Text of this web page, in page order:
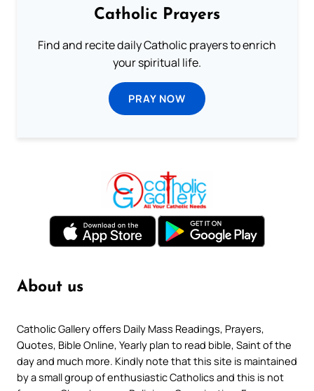
Catholic Prayers
Find and recite daily Catholic prayers to enrich
your spiritual life.
PRAY NOW
About us
Catholic Gallery offers Daily Mass Readings, Prayers,
Quotes, Bible Online, Yearly plan to read bible, Saint of the
day and much more. Kindly note that this site is maintained
by a small group of enthusiastic Catholics and this is not